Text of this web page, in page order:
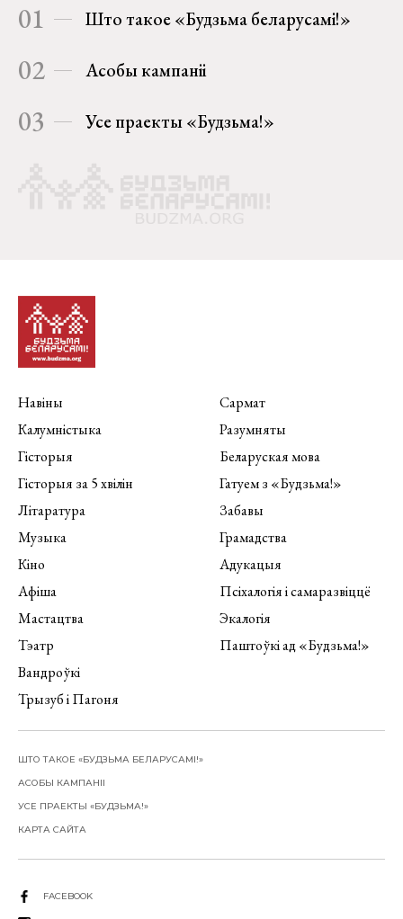
01 Што такое «Будзьма беларусамі!»
02 Асобы кампаніі
03 Усе праекты «Будзьма!»
Навіны
Калумністыка
Гісторыя
Гісторыя за 5 хвілін
Літаратура
Музыка
Кіно
Афіша
Мастацтва
Тэатр
Вандроўкі
Трызуб і Пагоня
Сармат
Разумняты
Беларуская мова
Гатуем з «Будзьма!»
Забавы
Грамадства
Адукацыя
Псіхалогія і самаразвіццё
Экалогія
Паштоўкі ад «Будзьма!»
ШТО ТАКОЕ «БУДЗЬМА БЕЛАРУСАМІ!»
АСОБЫ КАМПАНІІ
УСЕ ПРАЕКТЫ «БУДЗЬМА!»
КАРТА САЙТА
FACEBOOK